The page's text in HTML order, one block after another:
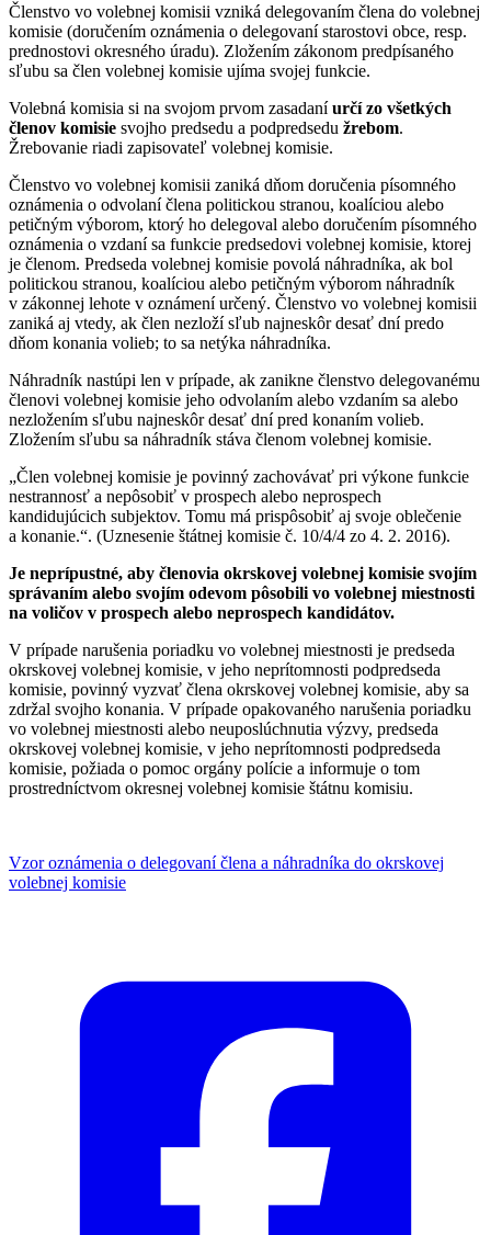
Členstvo vo volebnej komisii vzniká delegovaním člena do volebnej
komisie (doručením oznámenia o delegovaní starostovi obce, resp.
prednostovi okresného úradu). Zložením zákonom predpísaného
sľubu sa člen volebnej komisie ujíma svojej funkcie.
Volebná komisia si na svojom prvom zasadaníurčí zo všetkých
členov komisie svojho predsedu a podpredsedu žrebom.
Žrebovanie riadi zapisovateľ volebnej komisie.
Členstvo vo volebnej komisii zaniká dňom doručenia písomného
oznámenia o odvolaní člena politickou stranou, koalíciou alebo
petičným výborom, ktorý ho delegoval alebo doručením písomného
oznámenia o vzdaní sa funkcie predsedovi volebnej komisie, ktorej
je členom. Predseda volebnej komisie povolá náhradníka, ak bol
politickou stranou, koalíciou alebo petičným výborom náhradník
v zákonnej lehote v oznámení určený. Členstvo vo volebnej komisii
zaniká aj vtedy, ak člen nezloží sľub najneskôr desať dní predo
dňom konania volieb; to sa netýka náhradníka.
Náhradník nastúpi len v prípade, ak zanikne členstvo delegovanému
členovi volebnej komisie jeho odvolaním alebo vzdaním sa alebo
nezložením sľubu najneskôr desať dní pred konaním volieb.
Zložením sľubu sa náhradník stáva členom volebnej komisie.
„Člen volebnej komisie je povinný zachovávať pri výkone funkcie
nestrannosť a nepôsobiť v prospech alebo neprospech
kandidujúcich subjektov. Tomu má prispôsobiť aj svoje oblečenie
a konanie.“. (Uznesenie štátnej komisie č. 10/4/4 zo 4. 2. 2016).
Je neprípustné, aby členovia okrskovej volebnej komisie svojím
správaním alebo svojím odevom pôsobili vo volebnej miestnosti
na voličov v prospech alebo neprospech kandidátov.
V prípade narušenia poriadku vo volebnej miestnosti je predseda
okrskovej volebnej komisie, v jeho neprítomnosti podpredseda
komisie, povinný vyzvať člena okrskovej volebnej komisie, aby sa
zdržal svojho konania. V prípade opakovaného narušenia poriadku
vo volebnej miestnosti alebo neuposlúchnutia výzvy, predseda
okrskovej volebnej komisie, v jeho neprítomnosti podpredseda
komisie, požiada o pomoc orgány polície a informuje o tom
prostredníctvom okresnej volebnej komisie štátnu komisiu.
Vzor oznámenia o delegovaní člena a náhradníka do okrskovej
volebnej komisie